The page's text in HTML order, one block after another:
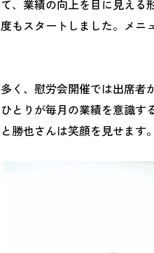
、業績の向上を目に見え
もスタートしました。メ
多く、慰労会開催では出席
とりが毎月の業績を意識
勝也さんは笑顔を見せます。